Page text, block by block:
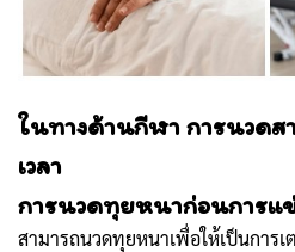
ในทางด้านกีฬา การนวดส
เวลา
การนวดทุยหนาก่อนการแ
สามารถนวดทุยหนาเพื่อให้เป็นการ